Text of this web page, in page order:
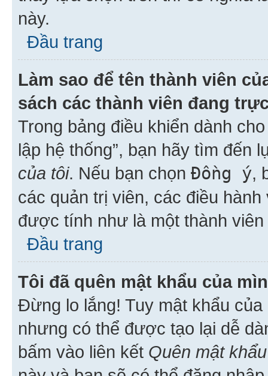
này.
Đầu trang
Làm sao để tên thành viên
sách các thành viên đang
Trong bảng điều khiển dành
lập hệ thống”, bạn hãy tìm đến
của tôi. Nếu bạn chọn Đồng ý,
các quản trị viên, các điều
được tính như là một thành viên
Đầu trang
Tôi đã quên mật khẩu của
Đừng lo lắng! Tuy mật khẩu
nhưng có thể được tạo lại dễ
bấm vào liên kết Quên mật khẩu